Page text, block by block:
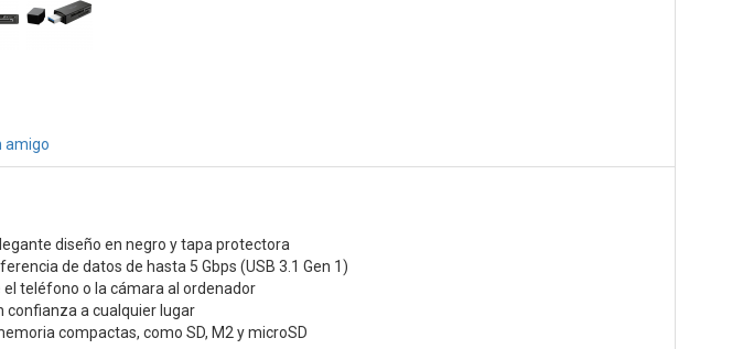
amigo
diseño en negro y tapa protectora
de datos de hasta 5 Gbps (USB 3.1 Gen 1)
teléfono o la cámara al ordenador
confianza a cualquier lugar
compactas, como SD, M2 y microSD